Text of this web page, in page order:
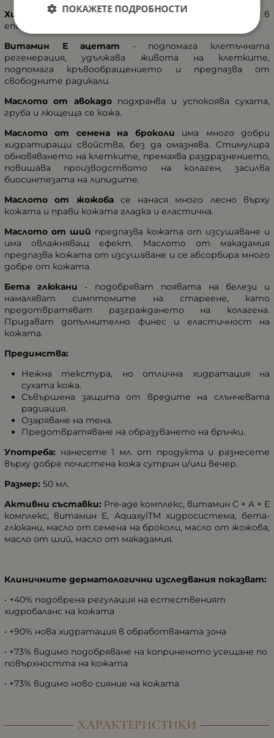
Хидросистема Aquaxyl®- повишава нивото на влага в
епидермиса.
Витамин Е ацетат - подпомага клетъчната
регенерация, удължава живота на клетките,
подпомага кръвообращението и предпазва от
свободните радикали.
Маслото от авокадоподхранва и успокоява сухата,
груба и лющеща се кожа.
Маслото от семена на броколи има много добри
хидратиращи свойства, без да омазнява. Стимулира
обновяването на клетките, премахва раздразнението,
повишава производството на колаген, засилва
биосинтезата на липидите.
Маслото от жожобасе нанася много лесно върху
кожата и прави кожата гладка и еластична.
Маслото от ший предпазва кожата от изсушаване и
има овлажняващ ефект. Маслото от макадамия
предпазва кожата от изсушаване и се абсорбира много
добре от кожата.
Бета глюкани - подобряват появата на белези и
намаляват симптомите на стареене, като
предотвратяват разграждането на колагена.
Придават допълнително финес и еластичност на
кожата.
Предимства:
Нежна текстура, но отлична хидратация на
сухата кожа.
Съвършена защита от вредите на слънчевата
радиация.
Озаряване на тена.
Предотвратяване на образуването на бръчки.
Употреба: нанесете 1 мл. от продукта и разнесете
върху добре почистена кожа сутрин и/или вечер.
Размер: 50 мл.
Активни съставки: Pre-age комплекс, витамин C + A + E
комплекс, витамин E, AquaxylTM хидросистема, бета-
глюкани, масло от семена на броколи, масло от жожоба,
масло от ший, масло от макадамия.
Клиничните дерматологични изследвания показват:
• +40% подобрена регулация на естественият
хидробаланс на кожата
• +90% нова хидратация в обработваната зона
• +73% видимо подобряване на коприненото усещане по
повърхността на кожата
• +73% видимо ново сияние на кожата
ХАРАКТЕРИСТИКИ
ПОКАЖЕТЕ ПОДРОБНОСТИ